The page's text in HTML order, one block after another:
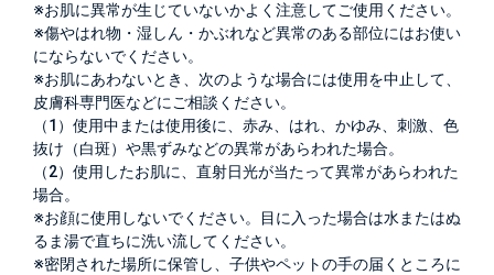
※お肌に異常が生じていないかよく注意してご使用ください。
※傷やはれ物・湿しん・かぶれなど異常のある部位にはお使い
にならないでください。
※お肌にあわないとき、次のような場合には使用を中止して、
皮膚科専門医などにご相談ください。
（1）使用中または使用後に、赤み、はれ、かゆみ、刺激、色
抜け（白斑）や黒ずみなどの異常があらわれた場合。
（2）使用したお肌に、直射日光が当たって異常があらわれた
場合。
※お顔に使用しないでください。目に入った場合は水またはぬ
るま湯で直ちに洗い流してください。
※密閉された場所に保管し、子供やペットの手の届くところに